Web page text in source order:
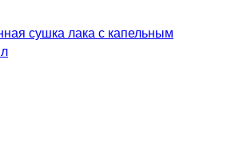
сушка лака с капельным